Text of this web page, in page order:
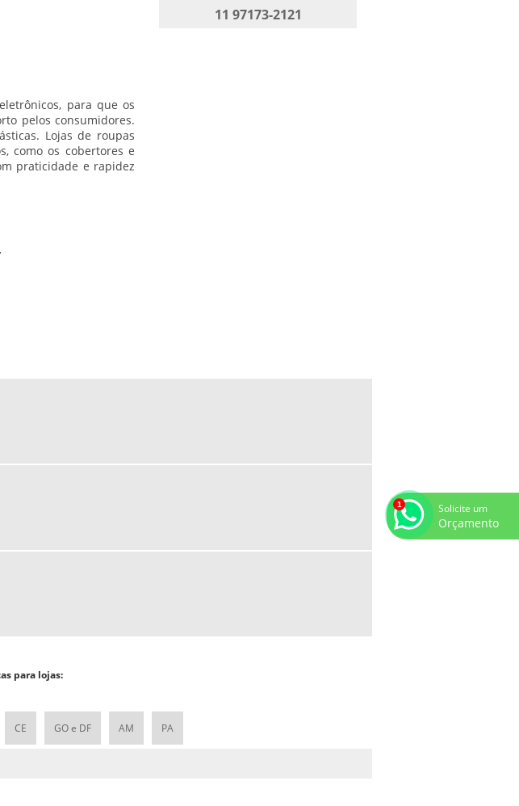
para que os
pelos consumidores.
Lojas de roupas
como os cobertores e
praticidade e rapidez
PARA LOJAS
11 97173-2121
para lojas:
CE GO e DF AM PA
Solicite um
Orçamento